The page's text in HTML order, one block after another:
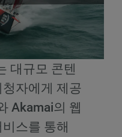
대규모 콘텐
자에게 제공
Akamai의 웹
스를 통해